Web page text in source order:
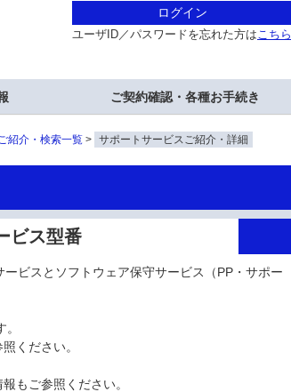
ログイン
ユーザID／パスワードを忘れた方はこちら
ご契約確認・各種お手続き
紹介・検索一覧 サポートサービスご紹介・詳細
ビス型番
ビスとソフトウェア保守サービス（PP・サポー
ください。
もご参照ください。